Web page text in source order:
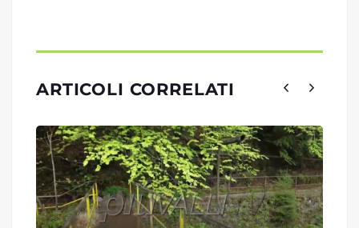
ARTICOLI CORRELATI